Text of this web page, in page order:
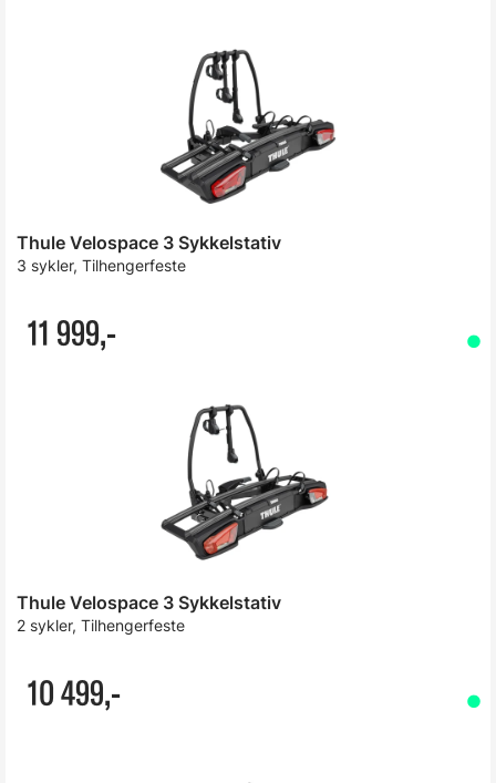
Thule Velospace 3 Sykkelstativ
3 sykler, Tilhengerfeste
11 999,-
Thule Velospace 3 Sykkelstativ
2 sykler, Tilhengerfeste
10 499,-